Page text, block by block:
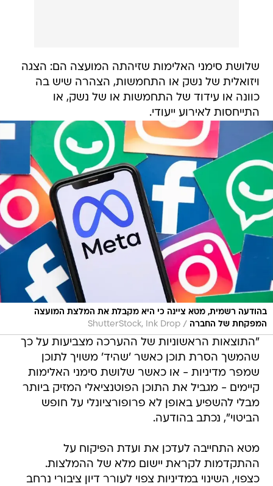
שלושת סימני האלימות שזיהתה המועצה הם: הצגה
ויזואלית של נשק או התחמשות, הצהרה שיש בה
כוונה או עידוד של התחמשות או של נשק, או
התייחסות לאירוע ייעודי.
בהודעה רשמית, מטא ציינה כי היא מקבלת את המלצת המועצה
המפקחת של החברה /
ShutterStock, Ink Drop
"התוצאות הראשוניות של ההערכה מצביעות על כך
שהמשך הסרת תוכן כאשר 'שהיד' משויך לתוכן
שמפר מדיניות - או כאשר שלושת סימני האלימות
קיימים - מגביל את התוכן הפוטנציאלי המזיק ביותר
מבלי להשפיע באופן לא פרופורציונלי על חופש
הביטוי", נכתב בהודעה.
מטא התחייבה לעדכן את ועדת הפיקוח על
ההתקדמות לקראת יישום מלא של ההמלצות.
כצפוי, השינוי במדיניות צפוי לעורר דיון ציבורי נרחב